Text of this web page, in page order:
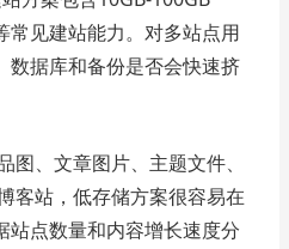
常见建站能力。对多站点用
数据库和备份是否会快速挤
、文章图片、主题文件、
客站，低存储方案很容易在
点数量和内容增长速度分